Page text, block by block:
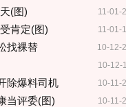
11-01-
(图)
11-01-
肯定(图)
10-12-
找裸替
10-12-
10-11-
除爆料司机
10-11-
当评委(图)